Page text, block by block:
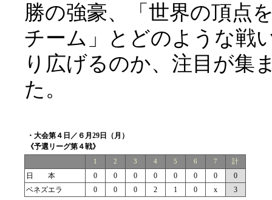
勝の強豪、「世界の頂点
チーム」とどのような戦
り広げるのか、注目が集
た。
・大会第４日／６月29日（月）
《予選リーグ第４戦》
1 2 3 4 5 6 7 計
日 本 0 0 0 0 0 0 0
0
ベネズエラ
0 0 0 2 1 0 x
3